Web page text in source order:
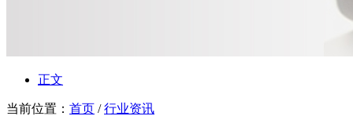
正文
当前位置： 首页 /行业资讯